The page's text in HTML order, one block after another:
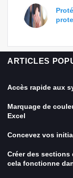
ARTICLES
Accès rapide aux
Marquage de
Excel
Concevez vos
Créer des
cela fonctionne